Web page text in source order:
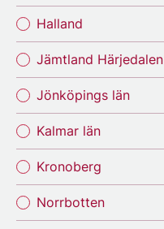
Halland
Jämtland Härjedalen
Jönköpings län
Kalmar län
Kronoberg
Norrbotten